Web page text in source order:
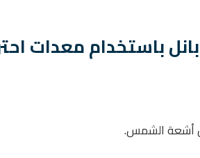
باستخدام معدات
أشعة الشمس.